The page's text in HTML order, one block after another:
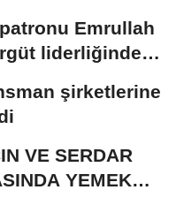
Emrullah
liderliğinden
şirketlerine
VE SERDAR
YEMEK